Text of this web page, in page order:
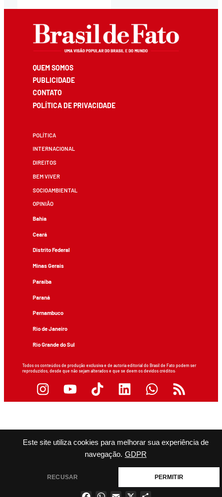
Este site utiliza cookies para melhorar sua experiência de
navegação. GDPR
RECUSAR PERMITIR
QUEM SOMOS
PUBLICIDADE
CONTATO
POLÍTICA DE PRIVACIDADE
POLÍTICA
INTERNACIONAL
DIREITOS
BEM VIVER
SOCIOAMBIENTAL
OPINIÃO
Bahia
Ceará
Distrito Federal
Minas Gerais
Paraíba
Paraná
Pernambuco
Rio de Janeiro
Rio Grande do Sul
Todos os conteúdos de produção exclusiva e de autoria editorial do Brasil de Fato podem ser
reproduzidos, desde que não sejam alterados e que se deem os devidos créditos.